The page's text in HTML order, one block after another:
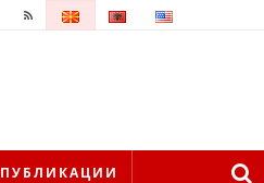
ПУБЛИКАЦИИ